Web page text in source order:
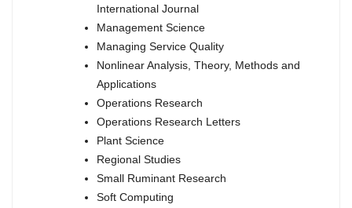
International Journal
Management Science
Managing Service Quality
Nonlinear Analysis, Theory, Methods and
Applications
Operations Research
Operations Research Letters
Plant Science
Regional Studies
Small Ruminant Research
Soft Computing